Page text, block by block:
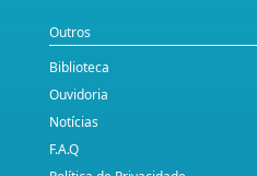
Outros
Biblioteca
Ouvidoria
Notícias
F.A.Q